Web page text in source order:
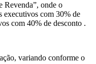
Revenda”, onde o
executivos com 30% de
com 40% de desconto .
variando conforme o